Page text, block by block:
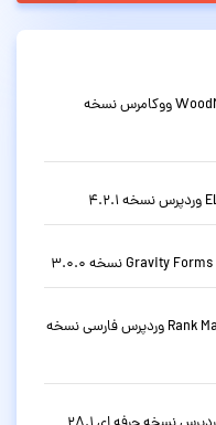
قالب فروشگاهی چندمنظوره وودمارت WoodMart ووکامرس نسخه
دانلود افزونه سئو حرفه ای رنک مث Rank Math Pro وردپرس فارسی نسخه